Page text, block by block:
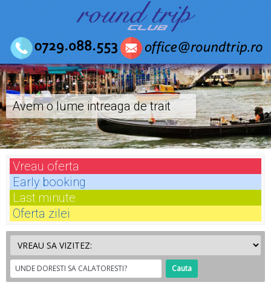
Avem o lume intreaga de trait
Vreau oferta
Early booking
Last minute
Oferta zilei